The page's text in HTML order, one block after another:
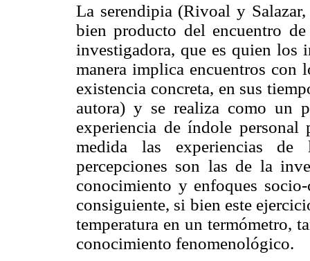
La serendipia (Rivoal y
bien producto del encuentro
investigadora, que es quien los
manera implica encuentros con
existencia concreta, en sus
autora) y se realiza como un
experiencia de índole
medida las experiencias
percepciones son las de la
conocimiento y enfoques
consiguiente, si bien este
temperatura en un termómetro,
conocimiento fenomenológico.